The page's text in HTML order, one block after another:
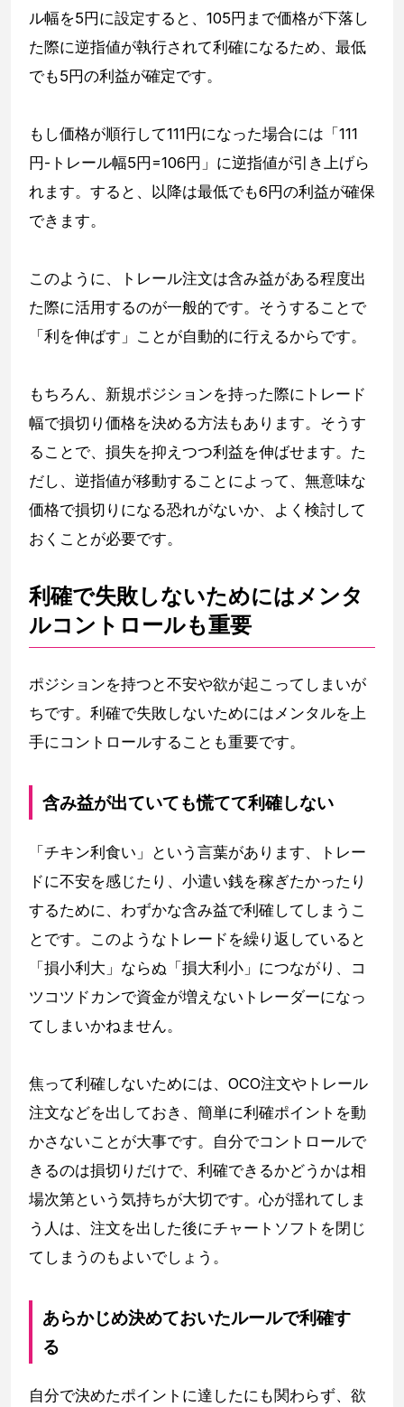
ル幅を5円に設定すると、105円まで価格が下落し
た際に逆指値が執行されて利確になるため、最低
でも5円の利益が確定です。
もし価格が順行して111円になった場合には「111
円-トレール幅5円=106円」に逆指値が引き上げら
れます。すると、以降は最低でも6円の利益が確保
できます。
このように、トレール注文は含み益がある程度出
た際に活用するのが一般的です。そうすることで
「利を伸ばす」ことが自動的に行えるからです。
もちろん、新規ポジションを持った際にトレード
幅で損切り価格を決める方法もあります。そうす
ることで、損失を抑えつつ利益を伸ばせます。た
だし、逆指値が移動することによって、無意味な
価格で損切りになる恐れがないか、よく検討して
おくことが必要です。
利確で失敗しないためにはメンタ
ルコントロールも重要
ポジションを持つと不安や欲が起こってしまいが
ちです。利確で失敗しないためにはメンタルを上
手にコントロールすることも重要です。
含み益が出ていても慌てて利確しない
「チキン利食い」という言葉があります、トレー
ドに不安を感じたり、小遣い銭を稼ぎたかったり
するために、わずかな含み益で利確してしまうこ
とです。このようなトレードを繰り返していると
「損小利大」ならぬ「損大利小」につながり、コ
ツコツドカンで資金が増えないトレーダーになっ
てしまいかねません。
焦って利確しないためには、OCO注文やトレール
注文などを出しておき、簡単に利確ポイントを動
かさないことが大事です。自分でコントロールで
きるのは損切りだけで、利確できるかどうかは相
場次第という気持ちが大切です。心が揺れてしま
う人は、注文を出した後にチャートソフトを閉じ
てしまうのもよいでしょう。
あらかじめ決めておいたルールで利確す
る
自分で決めたポイントに達したにも関わらず、欲